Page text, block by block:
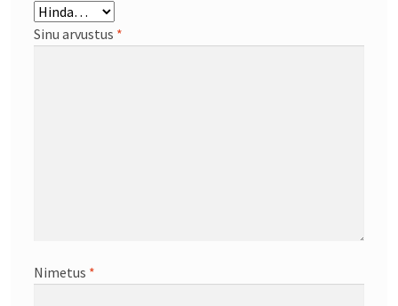
Sinu arvustus *
Nimetus *